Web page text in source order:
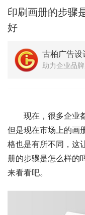
印刷画册的步骤
好
古柏广告设
助力企业品
现在，很多企业都
但是现在市场上的画
格也是有所不同，这
册的步骤是怎么样的
来看看吧。